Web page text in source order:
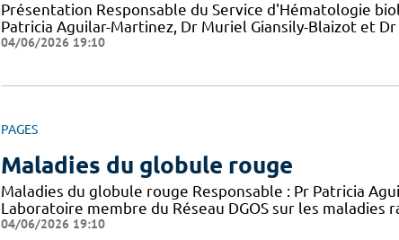
Présentation Responsable du Service d'Hématologie
Patricia Aguilar-Martinez, Dr Muriel Giansily-Blaizot et
04/06/2026 19:10
PAGES
Maladies du globule rouge
Maladies du globule rouge Responsable : Pr Patricia
Laboratoire membre du Réseau DGOS sur les
04/06/2026 19:10